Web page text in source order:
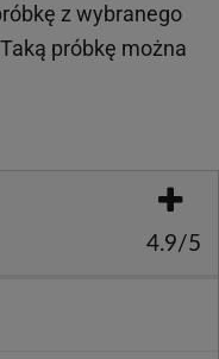
z wybranego
próbkę można
4.9/5